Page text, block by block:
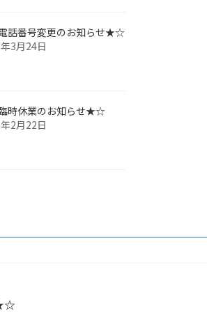
番号変更のお知らせ★☆
3月24日
休業のお知らせ★☆
2月22日